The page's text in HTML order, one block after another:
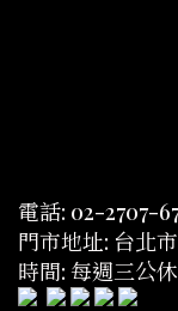
電話: 02-2707-
門市地址: 台北
時間: 每週三公